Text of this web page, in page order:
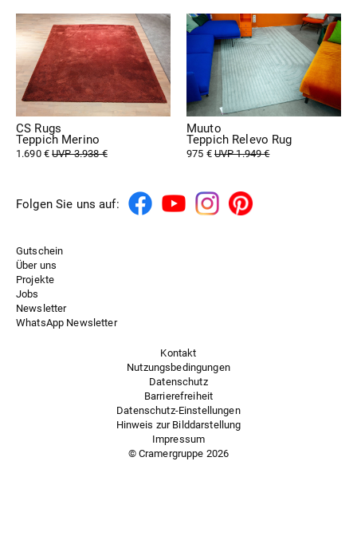
CS Rugs
Teppich Merino
1.690 €UVP 3.938 €
Muuto
Teppich Relevo Rug
975 €UVP 1.949 €
Folgen Sie uns auf:
Gutschein
Über uns
Projekte
Jobs
Newsletter
WhatsApp Newsletter
Kontakt
Nutzungsbedingungen
Datenschutz
Barrierefreiheit
Datenschutz-Einstellungen
Hinweis zur Bilddarstellung
Impressum
© Cramergruppe 2026